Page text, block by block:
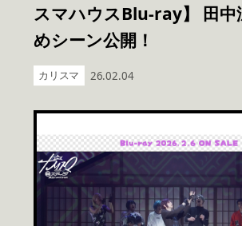
スマハウスBlu-ray】 田中
めシーン公開！
カリスマ 26.02.04